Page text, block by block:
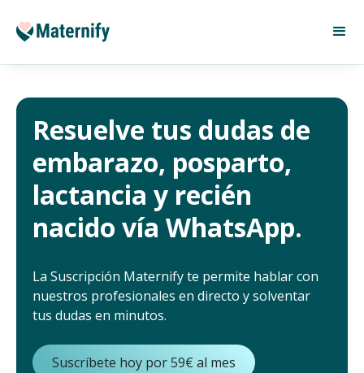
Resuelve tus dudas de
embarazo, posparto,
lactancia y recién
nacido vía WhatsApp.
La Suscripción Maternify te permite hablar con
nuestros profesionales en directo y solventar
tus dudas en minutos.
Suscríbete hoy por 59€ al mes